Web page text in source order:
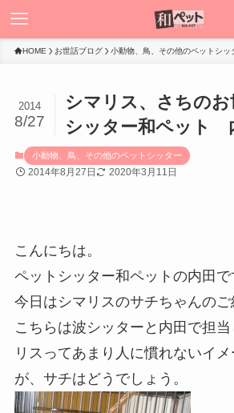
HOME お世話ブログ 小動物、鳥、その他のペットシッ
シマリス、さちの
シッター和ペット
2014
8/27
小動物、鳥、その他のペットシッター
2014年8月27日 2020年3月11日
こんにちは。
ペットシッター和ペットの内田で
今日はシマリスのサチちゃんのご
こちらは波シッターと内田で担当
リスってあまり人に慣れないイ
が、サチはどうでしょう。